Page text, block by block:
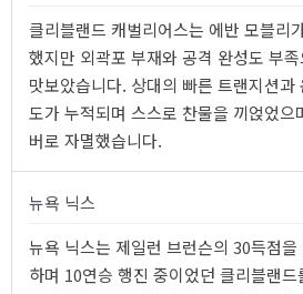
클리블랜드 캐벌리어스는 에반 모블리
했지만 외곽포 부재와 공격 완성도 부
맛보았습니다. 상대의 빠른 트랜지션과
도가 누적되며 스스로 찬물을 끼얹었으
버로 자멸했습니다.
뉴욕 닉스
뉴욕 닉스는 제일런 브런슨의 30득점
하며 10연승 행진 중이었던 클리블랜